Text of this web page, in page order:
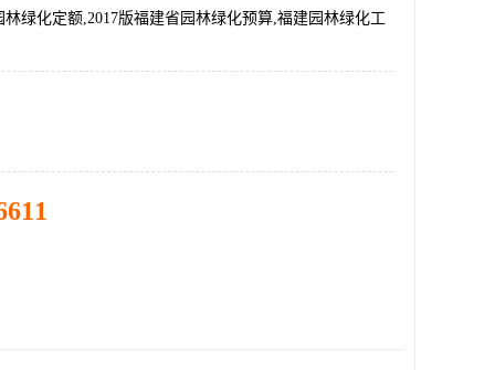
林绿化定额,2017版福建省园林绿化预算,福建园林绿化工